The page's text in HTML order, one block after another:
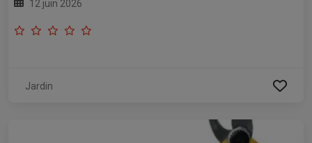
12 juin 2026
Jardin